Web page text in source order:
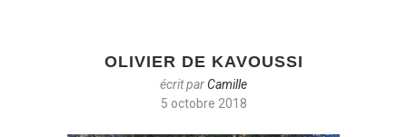
OLIVIER DE KAVOUSSI
écrit parCamille
5 octobre 2018